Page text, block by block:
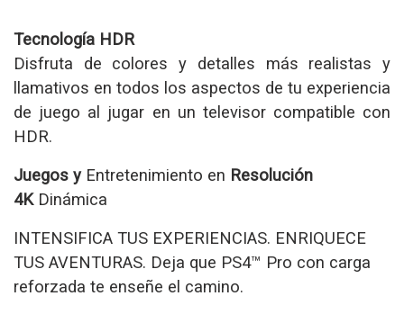
Tecnología HDR
Disfruta de colores y detalles más realistas y
llamativos en todos los aspectos de tu experiencia
de juego al jugar en un televisor compatible con
HDR.
Juegos y Entretenimiento en Resolución
4K Dinámica
INTENSIFICA TUS EXPERIENCIAS. ENRIQUECE
TUS AVENTURAS. Deja que PS4™ Pro con carga
reforzada te enseñe el camino.